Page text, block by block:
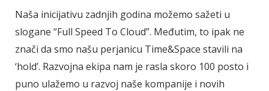
Naša inicijativu zadnjih godina možemo sažeti u
slogane “Full Speed To Cloud”. Međutim, to ipak ne
znači da smo našu perjanicu Time&Space stavili na
‘hold’. Razvojna ekipa nam je rasla skoro 100 posto i
puno ulažemo u razvoj naše kompanije i novih